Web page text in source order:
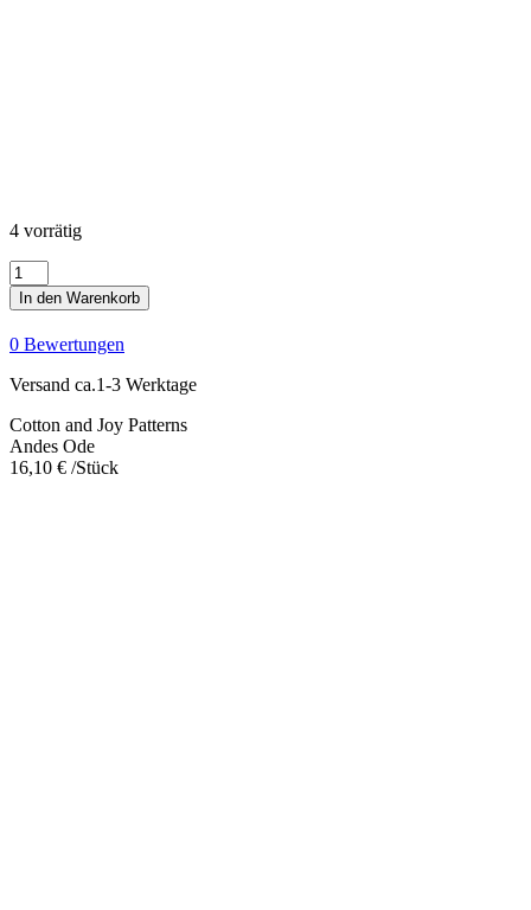
4 vorrätig
Andes
Ode
Menge
In den Warenkorb
0 Bewertungen
Versand ca.1-3 Werktage
Cotton and Joy Patterns
Andes Ode
16,10 € /Stück